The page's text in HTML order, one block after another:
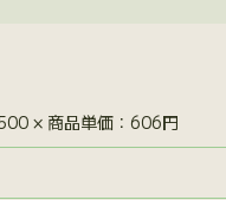
× 商品単価：606円